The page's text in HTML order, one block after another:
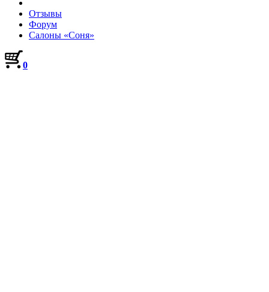
Отзывы
Форум
Салоны «Соня»
0